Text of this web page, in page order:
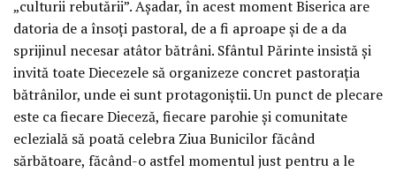
„culturii rebutării”. Așadar, în acest moment Biserica are
datoria de a însoți pastoral, de a fi aproape și de a da
sprijinul necesar atâtor bătrâni. Sfântul Părinte insistă și
invită toate Diecezele să organizeze concret pastorația
bătrânilor, unde ei sunt protagoniștii. Un punct de plecare
este ca fiecare Dieceză, fiecare parohie și comunitate
eclezială să poată celebra Ziua Bunicilor făcând
sărbătoare, făcând-o astfel momentul just pentru a le